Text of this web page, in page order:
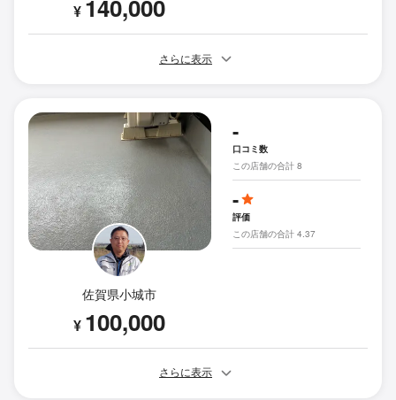
¥ 140,000
さらに表示
佐賀県小城市
¥ 100,000
-
口コミ数
この店舗の合計 8
-
評価
この店舗の合計 4.37
さらに表示